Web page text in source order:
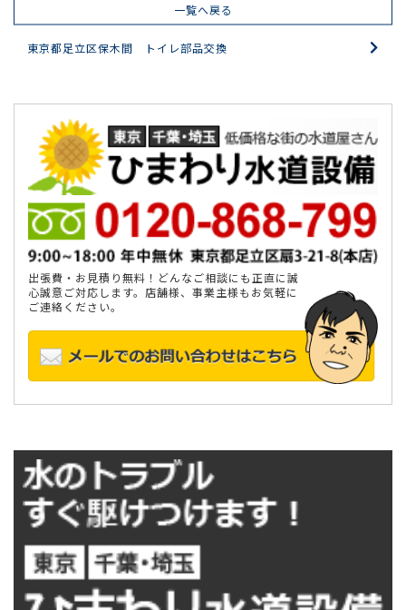
一覧へ戻る
東京都足立区保木間 トイレ部品交換
出張費・お見積り無料！どんなご相談にも正直に誠
心誠意ご対応します。店舗様、事業主様もお気軽に
ご連絡ください。